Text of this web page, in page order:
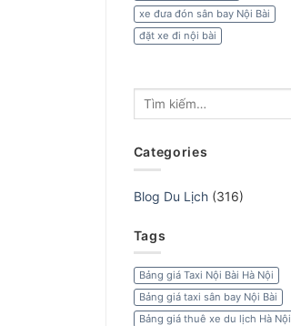
xe đưa đón sân bay Nội Bài
đặt xe đi nội bài
Categories
Blog Du Lịch(316)
Tags
Bảng giá Taxi Nội Bài Hà Nội
Bảng giá taxi sân bay Nội Bài
Bảng giá thuê xe du lịch Hà Nội